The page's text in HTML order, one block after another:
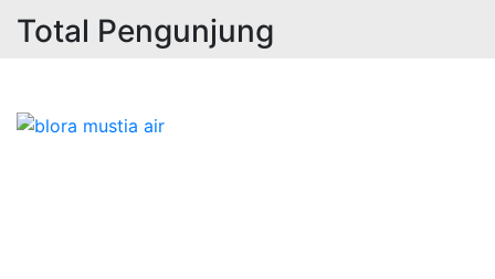
Total Pengunjung